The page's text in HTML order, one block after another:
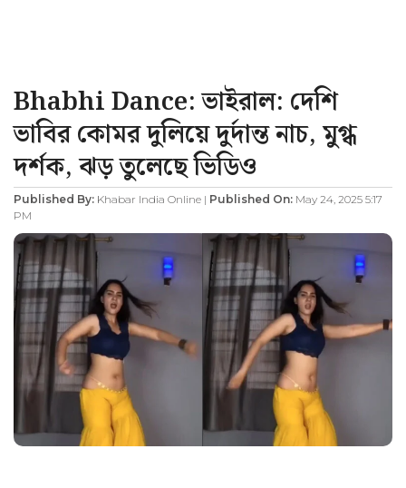
Bhabhi Dance: ভাইরাল: দেশি
ভাবির কোমর দুলিয়ে দুর্দান্ত নাচ, মুগ্ধ
দর্শক, ঝড় তুলেছে ভিডিও
Published By: Khabar India Online | Published On: May 24, 2025 5:17
PM